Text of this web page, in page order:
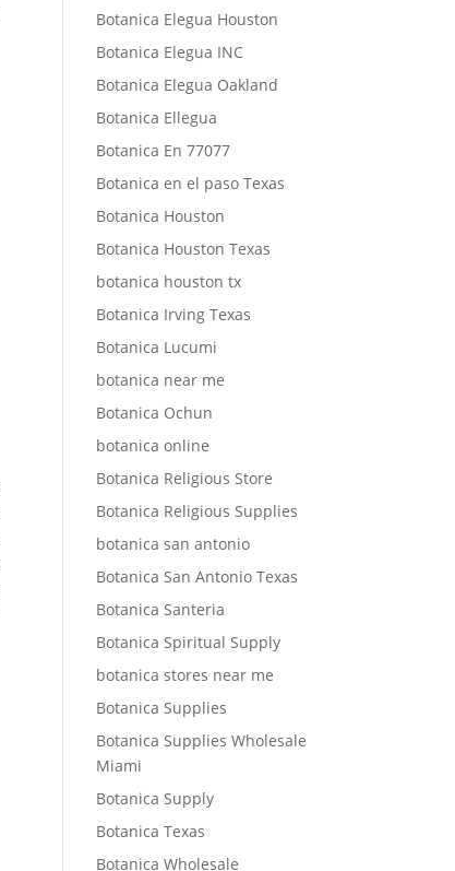
Botanica Elegua Houston
Botanica Elegua INC
Botanica Elegua Oakland
Botanica Ellegua
Botanica En 77077
Botanica en el paso Texas
Botanica Houston
Botanica Houston Texas
botanica houston tx
Botanica Irving Texas
Botanica Lucumi
botanica near me
Botanica Ochun
botanica online
Botanica Religious Store
Botanica Religious Supplies
botanica san antonio
Botanica San Antonio Texas
Botanica Santeria
Botanica Spiritual Supply
botanica stores near me
Botanica Supplies
Botanica Supplies Wholesale
Miami
Botanica Supply
Botanica Texas
Botanica Wholesale